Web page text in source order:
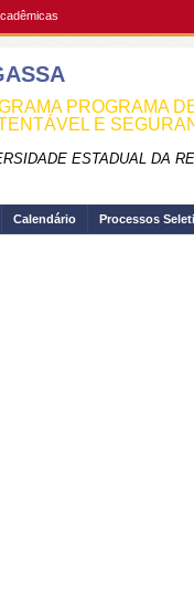
PROGRAMA
E
ESTADUAL DA
Calendário Processos